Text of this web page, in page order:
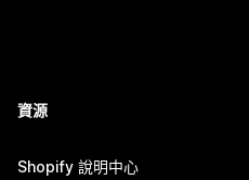
資源
Shopify 說明中心